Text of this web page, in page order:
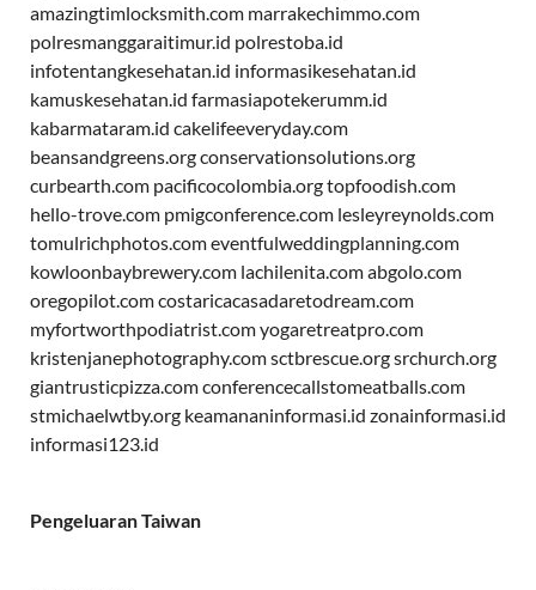
amazingtimlocksmith.com marrakechimmo.com
polresmanggaraitimur.id polrestoba.id
infotentangkesehatan.id informasikesehatan.id
kamuskesehatan.id farmasiapotekerumm.id
kabarmataram.id cakelifeeveryday.com
beansandgreens.orgconservationsolutions.org
curbearth.com pacificocolombia.orgtopfoodish.com
hello-trove.com pmigconference.com lesleyreynolds.com
tomulrichphotos.comeventfulweddingplanning.com
kowloonbaybrewery.com lachilenita.comabgolo.com
oregopilot.comcostaricacasadaretodream.com
myfortworthpodiatrist.comyogaretreatpro.com
kristenjanephotography.comsctbrescue.orgsrchurch.org
giantrusticpizza.comconferencecallstomeatballs.com
stmichaelwtby.org keamananinformasi.id zonainformasi.id
informasi123.id
Pengeluaran Taiwan